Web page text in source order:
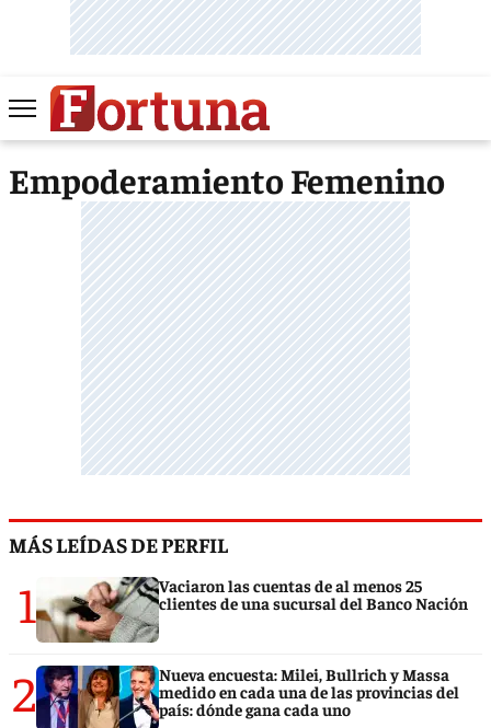
Empoderamiento Femenino
MÁS LEÍDAS DE PERFIL
1
Vaciaron las cuentas de al menos 25
clientes de una sucursal del Banco Nación
2
Nueva encuesta: Milei, Bullrich y Massa
medido en cada una de las provincias del
país: dónde gana cada uno